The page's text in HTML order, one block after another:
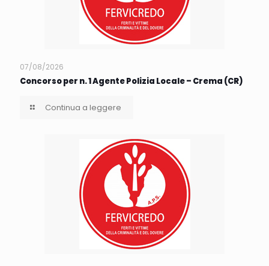
07/08/2026
Concorso per n. 1 Agente Polizia Locale – Crema (CR)
Continua a leggere